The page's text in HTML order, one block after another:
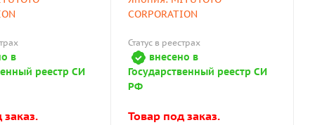
в
реестр СИ
CORPORATION
Статус в реестрах
внесено в
Государственный реестр СИ
РФ
Товар под заказ.